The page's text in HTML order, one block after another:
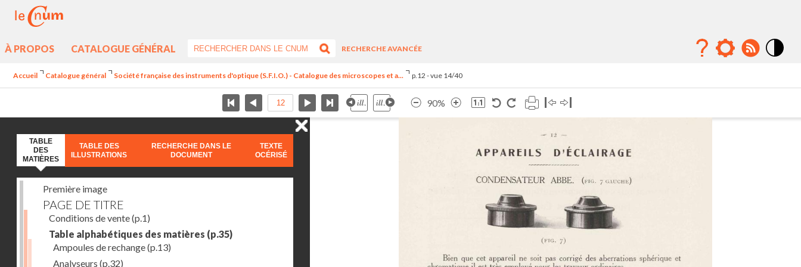
À PROPOS CATALOGUE GÉNÉRAL
RECHERCHE AVANCÉE
Accueil Catalogue général Société française des instruments d'optique (S.F.I.O.) - Catalogue des microscopes et a... p.12 - vue 14/40
90%
TABLE
DES
MATIÈRES
TABLE DES
ILLUSTRATIONS
RECHERCHE DANS LE
DOCUMENT
TEXTE
OCÉRISÉ
Première image
PAGE DE TITRE
Conditions de vente(p.1)
Table alphabétiques des matières (p.35)
Ampoules de rechange(p.13)
Analyseurs (p.32)